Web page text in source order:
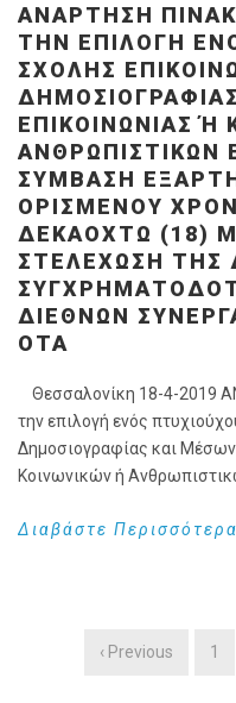
ΑΝΑΡΤΗΣΗ
ΤΗΝ ΕΠΙΛΟΓΉ
ΣΧΟΛΉΣ
ΕΠΙΚΟΙΝΩΝΊΑΣ Ή
ΘΡΩΠΙΣΤΙΚΏΝ
ΜΒΑΣΗ
ΙΣΜΈΝΟΥ
ΚΑΟΧΤΏ (18)
ΕΛΈΧΩΣΗ ΤΗΣ
ΕΘΝΏΝ
Α
Θεσσαλονίκη 18-4-2019
την επιλογή ενός
Δημοσιογραφίας και
Κοινωνικών ή
Διαβάστε Περισσότερα
‹ Previous 1